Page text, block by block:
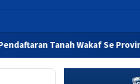
Se Provinsi Gorontalo